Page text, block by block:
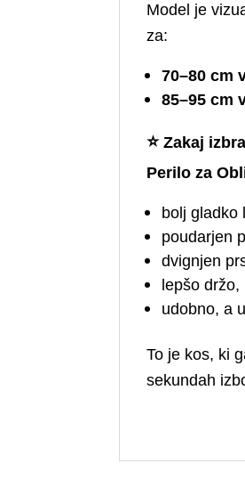
Model je
za:
70–80 cm
85–95 cm
⭐Zakaj
Perilo za
bolj gladko
poudarjen
dvignjen
lepšo držo,
udobno, a
To je kos, ki
sekundah